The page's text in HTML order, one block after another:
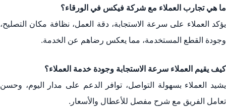
ما هي تجارب العملاء مع شركة فيكس في الورقاء؟
يؤكد العملاء على سرعة الاستجابة، دقة العمل، نظافة مكان التصليح،
وجودة القطع المستخدمة، مما يعكس رضاهم عن الخدمة.
كيف يقيم العملاء سرعة الاستجابة وجودة خدمة العملاء؟
يشيد العملاء بسهولة التواصل، توافر الدعم على مدار اليوم، وحسن
تعامل الفريق مع شرح مفصل للأعطال والأسعار.